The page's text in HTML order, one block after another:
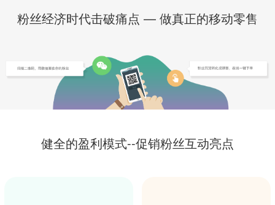
粉丝经济时代击破痛点 — 做真正的移动零售
健全的盈利模式--促销粉丝互动亮点